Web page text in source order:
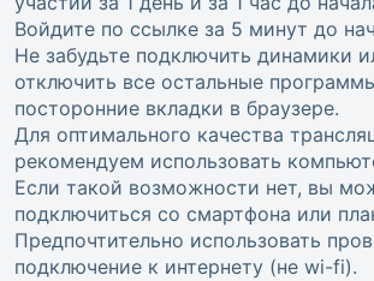
Войдите по ссылке за 5 минут до
Не забудьте подключить динамики
отключить все остальные
посторонние вкладки в браузере.
Для оптимального качества
рекомендуем использовать
Если такой возможности нет, вы
подключиться со смартфона или
Предпочтительно использовать
подключение к интернету (не wi-fi).